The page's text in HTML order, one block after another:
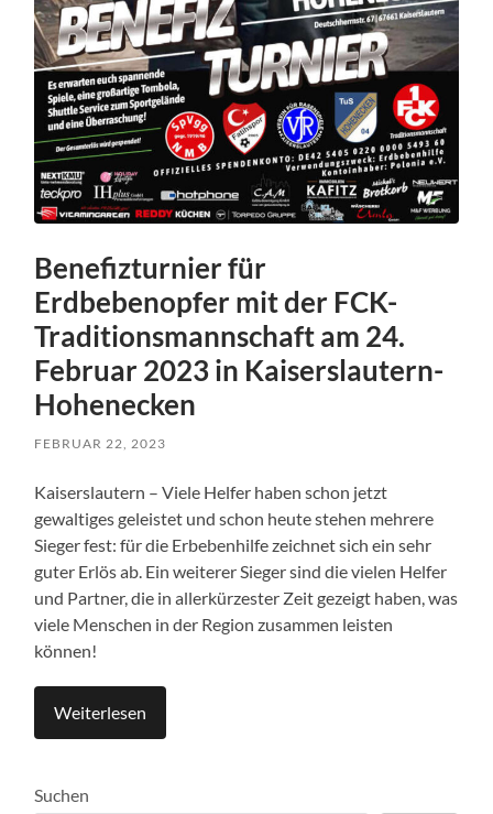
Benefizturnier für
Erdbebenopfer mit der FCK-
Traditionsmannschaft am 24.
Februar 2023 in Kaiserslautern-
Hohenecken
FEBRUAR 22, 2023
Kaiserslautern – Viele Helfer haben schon jetzt
gewaltiges geleistet und schon heute stehen mehrere
Sieger fest: für die Erbebenhilfe zeichnet sich ein sehr
guter Erlös ab. Ein weiterer Sieger sind die vielen Helfer
und Partner, die in allerkürzester Zeit gezeigt haben, was
viele Menschen in der Region zusammen leisten
können!
Weiterlesen
Suchen